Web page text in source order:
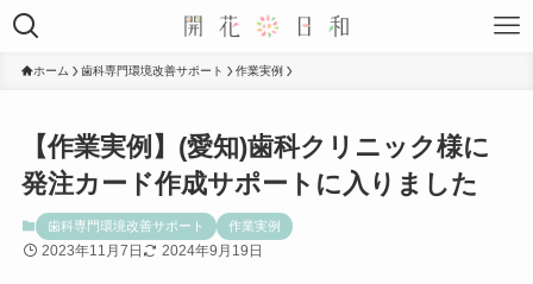
ホーム 歯科専門環境改善サポート 作業実例
【作業実例】(愛知)歯科クリニック様に
発注カード作成サポートに入りました
歯科専門環境改善サポート 作業実例
2023年11月7日 2024年9月19日